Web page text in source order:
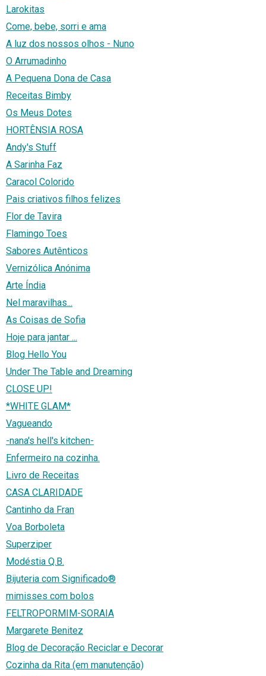
Larokitas
Come, bebe, sorri e ama
A luz dos nossos olhos - Nuno
O Arrumadinho
A Pequena Dona de Casa
Receitas Bimby
Os Meus Dotes
HORTÊNSIA ROSA
Andy's Stuff
A Sarinha Faz
Caracol Colorido
Pais criativos filhos felizes
Flor de Tavira
Flamingo Toes
Sabores Autênticos
Vernizólica Anónima
Arte Índia
Nel maravilhas...
As Coisas de Sofia
Hoje para jantar ...
Blog Hello You
Under The Table and Dreaming
CLOSE UP!
*WHITE GLAM*
Vagueando
-nana's hell's kitchen-
Enfermeiro na cozinha.
Livro de Receitas
CASA CLARIDADE
Cantinho da Fran
Voa Borboleta
Superziper
Modéstia Q.B.
Bijuteria com Significado®
mimisses com bolos
FELTROPORMIM-SORAIA
Margarete Benitez
Blog de Decoração Reciclar e Decorar
Cozinha da Rita (em manutenção)